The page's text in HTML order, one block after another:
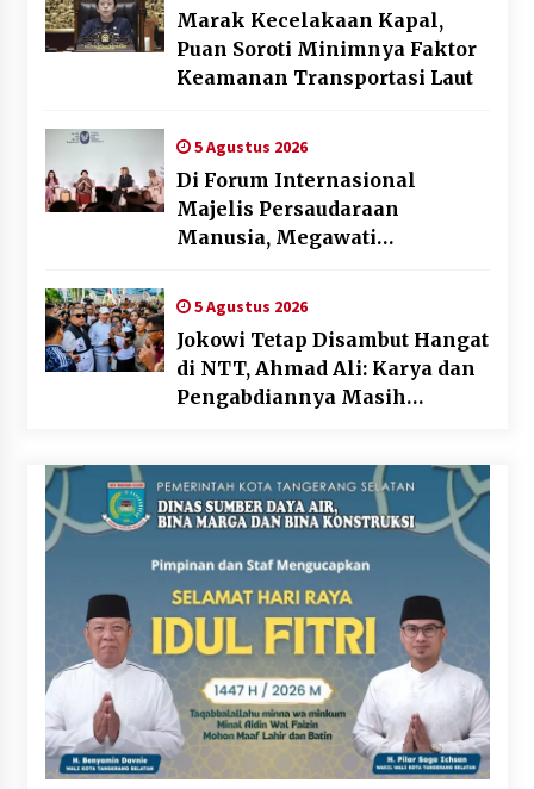
Marak Kecelakaan Kapal,
Puan Soroti Minimnya Faktor
Keamanan Transportasi Laut
5 Agustus 2026
Di Forum Internasional
Majelis Persaudaraan
Manusia, Megawati
Kepemimpinan Perempuan
Bukan Dominasi, Tapi
Merawat Dan Merangkul
5 Agustus 2026
Jokowi Tetap Disambut Hangat
di NTT, Ahmad Ali: Karya dan
Pengabdiannya Masih